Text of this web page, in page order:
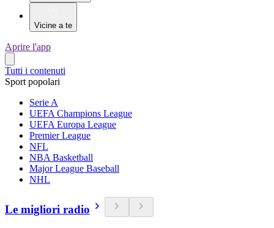
Vicine a te
Aprire l'app
Tutti i contenuti
Sport popolari
Serie A
UEFA Champions League
UEFA Europa League
Premier League
NFL
NBA Basketball
Major League Baseball
NHL
Le migliori radio